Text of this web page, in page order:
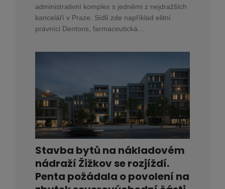
administrativní komplex s jedněmi z nejdražších
kanceláří v Praze. Sídlí zde například elitní
právníci Dentons, farmaceutická...
Stavba bytů na nákladovém
nádraží Žižkov se rozjíždí.
Penta požádala o povolení na